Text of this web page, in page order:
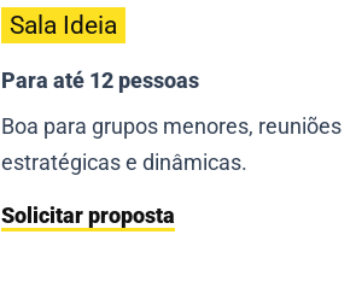
Sala Ideia
Para até 12 pessoas
Boa para grupos menores, reuniões
estratégicas e dinâmicas.
Solicitar proposta